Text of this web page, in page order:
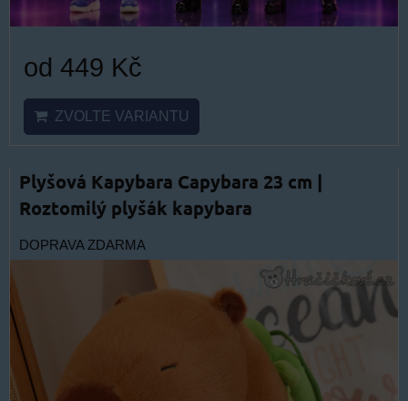
od 449 Kč
ZVOLTE VARIANTU
Plyšová Kapybara Capybara 23 cm |
Roztomilý plyšák kapybara
DOPRAVA ZDARMA